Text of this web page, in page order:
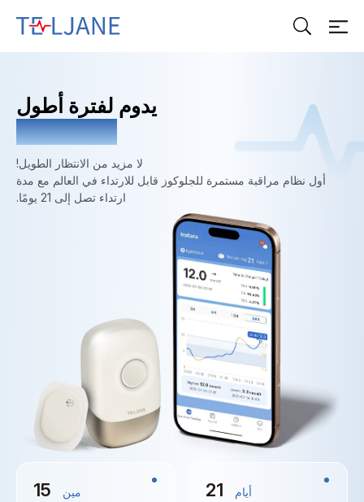
ي
ن
يدوم لفترة أطول
لا تقلق كثيراً
لا مزيد من الانتظار الطويل!
أول نظام مراقبة مستمرة للجلوكوز قابل للارتداء في العالم مع مدة
ارتداء تصل إلى 21 يومًا.
15
مين
21
أيام